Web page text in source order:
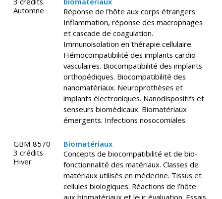
Automne
Réponse de l’hôte aux corps étrangers.
Inflammation, réponse des macrophages
et cascade de coagulation.
Immunoisolation en thérapie cellulaire.
Hémocompatibilité des implants cardio-
vasculaires. Biocompatibilité des implants
orthopédiques. Biocompatibilité des
nanomatériaux. Neuroprothèses et
implants électroniques. Nanodispositifs et
senseurs biomédicaux. Biomatériaux
émergents. Infections nosocomiales.
GBM 8570
3 crédits
Hiver
Biomatériaux
Concepts de biocompatibilité et de bio-
fonctionnalité des matériaux. Classes de
matériaux utilisés en médecine. Tissus et
cellules biologiques. Réactions de l’hôte
aux biomatériaux et leur évaluation. Essais